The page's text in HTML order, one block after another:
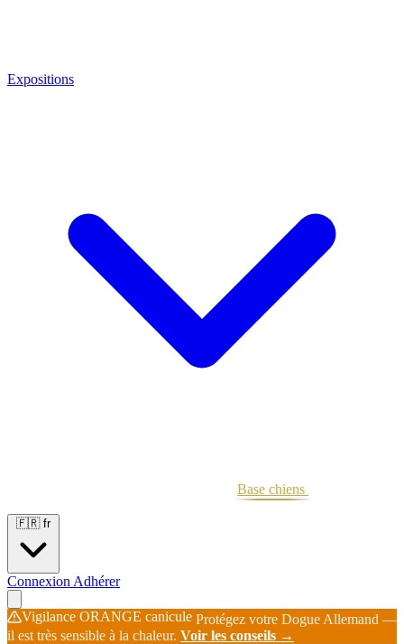
Expositions
Base chiens
🇫🇷 fr
Connexion Adhérer
Vigilance ORANGE canicule Protégez votre Dogue Allemand —
il est très sensible à la chaleur. Voir les conseils →